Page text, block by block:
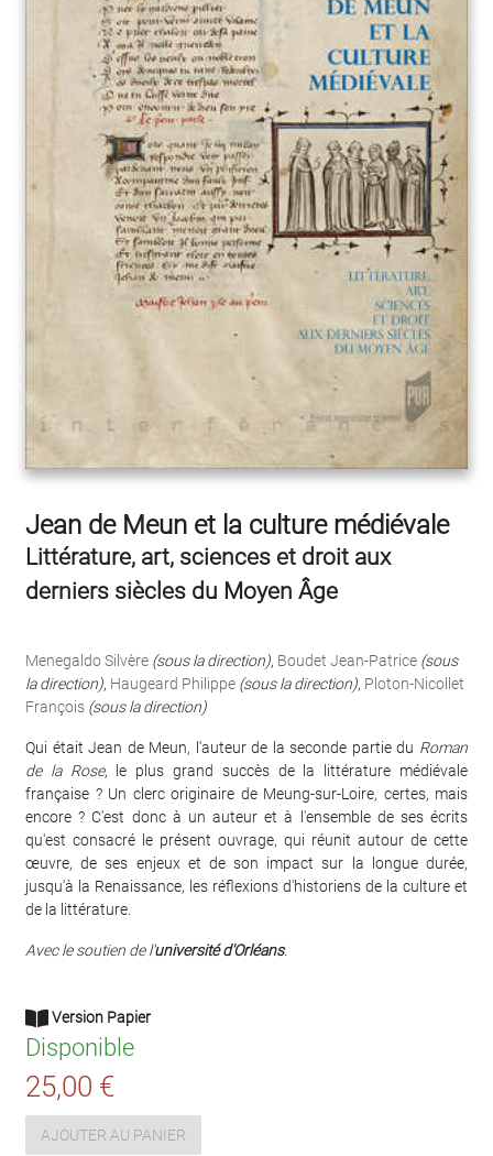
Jean de Meun et la culture médiévale
Littérature, art, sciences et droit aux
derniers siècles du Moyen Âge
Menegaldo Silvère (sous la direction), Boudet Jean-Patrice (sous
la direction), Haugeard Philippe (sous la direction), Ploton-Nicollet
François (sous la direction)
Qui était Jean de Meun, l'auteur de la seconde partie du Roman
de la Rose, le plus grand succès de la littérature médiévale
française ? Un clerc originaire de Meung-sur-Loire, certes, mais
encore ? C'est donc à un auteur et à l'ensemble de ses écrits
qu'est consacré le présent ouvrage, qui réunit autour de cette
œuvre, de ses enjeux et de son impact sur la longue durée,
jusqu'à la Renaissance, les réflexions d'historiens de la culture et
de la littérature.
Avec le soutien de l'université d'Orléans.
Version Papier
Disponible
25,00 €
AJOUTER AU PANIER